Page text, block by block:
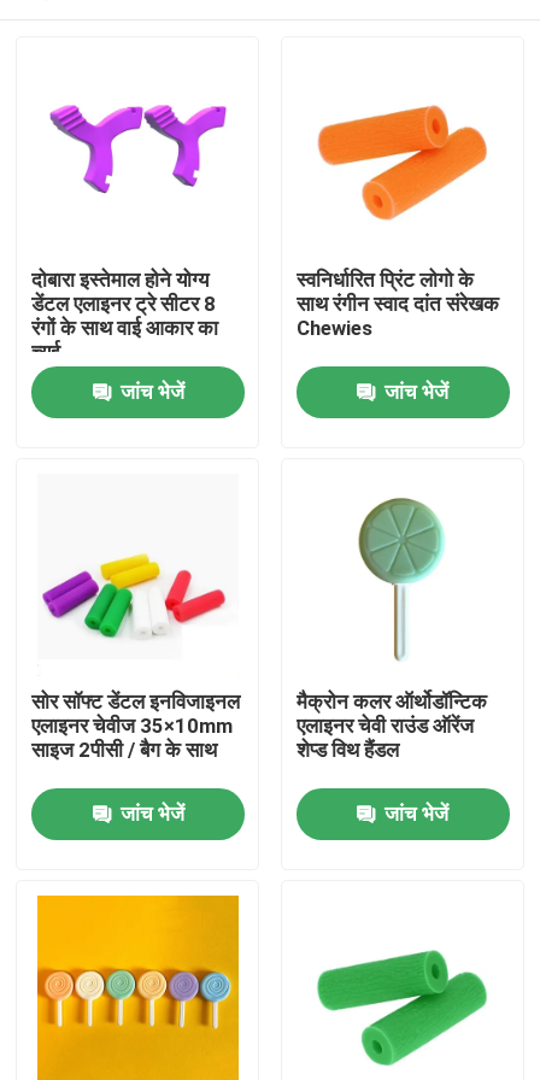
कारखाना भ्रमण
गुणवत्ता नियंत्रण
संपर्क करें
एक उद्धरण का अनुरोध करें
डेंटल रिटेनर बॉक्स
दोबारा इस्तेमाल होने योग्य
डेंटल एलाइनर ट्रे सीटर 8
रंगों के साथ वाई आकार का
च्युई
जांच भेजें
स्वनिर्धारित प्रिंट लोगो के
साथ रंगीन स्वाद दांत संरेखक
Chewies
जांच भेजें
सोर सॉफ्ट डेंटल इनविजाइनल
एलाइनर चेवीज 35×10mm
साइज 2पीसी / बैग के साथ
जांच भेजें
मैक्रोन कलर ऑर्थोडॉन्टिक
एलाइनर चेवी राउंड ऑरेंज
शेप्ड विथ हैंडल
जांच भेजें